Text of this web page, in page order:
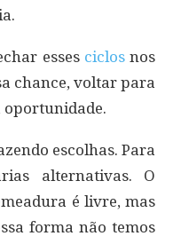
esses ciclosnos
chance, voltar para
oportunidade.
escolhas. Para
alternativas. O
é livre, mas
forma não temos